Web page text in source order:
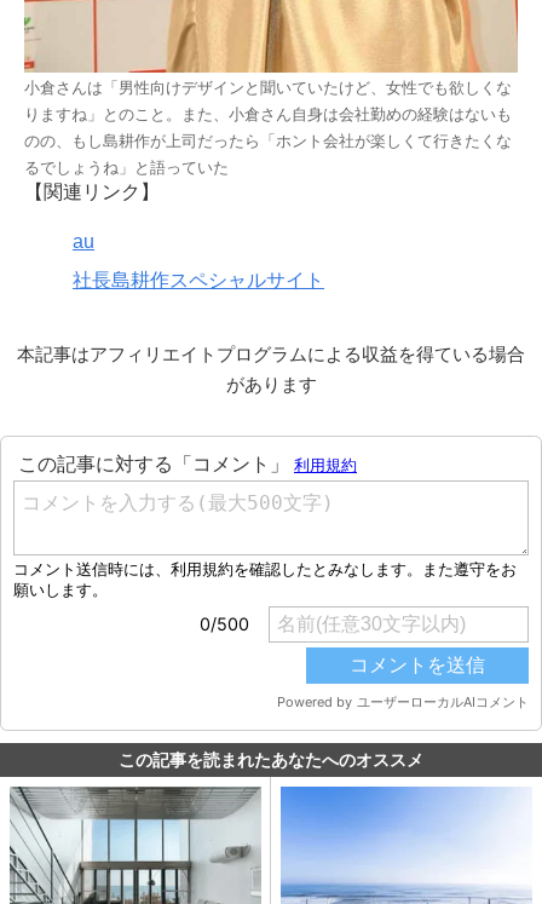
小倉さんは「男性向けデザインと聞いていたけど、女性でも欲しくな
りますね」とのこと。また、小倉さん自身は会社勤めの経験はないも
のの、もし島耕作が上司だったら「ホント会社が楽しくて行きたくな
るでしょうね」と語っていた
【関連リンク】
au
社長島耕作スペシャルサイト
本記事はアフィリエイトプログラムによる収益を得ている場合
があります
この記事を読まれたあなたへのオススメ